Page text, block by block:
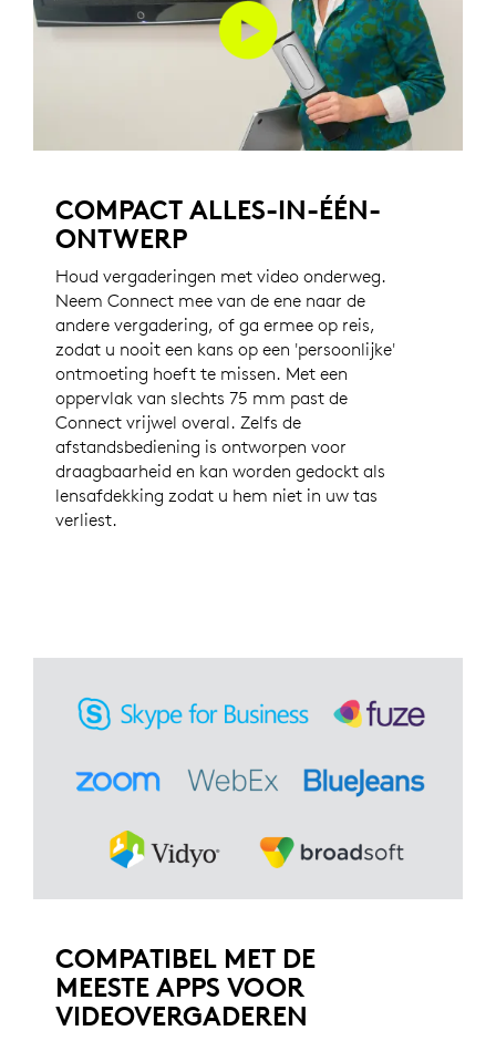
COMPACT ALLES-IN-ÉÉN-
ONTWERP
Houd vergaderingen met video onderweg.
Neem Connect mee van de ene naar de
andere vergadering, of ga ermee op reis,
zodat u nooit een kans op een 'persoonlijke'
ontmoeting hoeft te missen. Met een
oppervlak van slechts 75 mm past de
Connect vrijwel overal. Zelfs de
afstandsbediening is ontworpen voor
draagbaarheid en kan worden gedockt als
lensafdekking zodat u hem niet in uw tas
verliest.
COMPATIBEL MET DE
MEESTE APPS VOOR
VIDEOVERGADEREN